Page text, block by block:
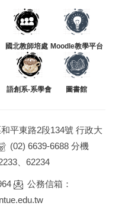
國北教師培處 Moodle教學平台
語創系-系學會 圖書館
平東路2段134號 行政大
(02) 6639-6688 分機
、62234
公務信箱：